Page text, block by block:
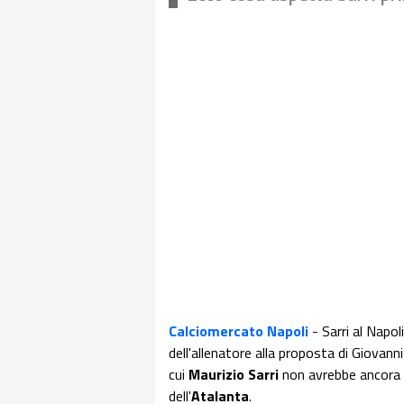
Calciomercato Napoli - Sarri al
dell'allenatore alla proposta di
cui Maurizio Sarrinon avrebbe
dell'Atalanta.